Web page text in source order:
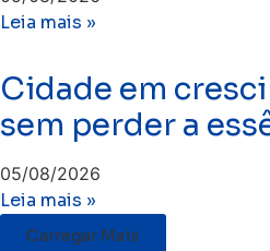
Leia mais »
Cidade em
sem perder a
05/08/2026
Leia mais »
Carregar Mais